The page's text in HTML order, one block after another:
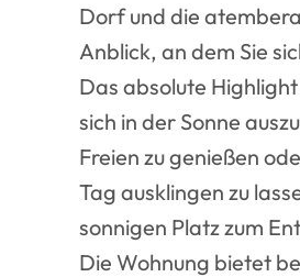
Dorf und die
Anblick, an dem Sie
Das absolute
sich in der Sonne
Freien zu genießen
Tag ausklingen zu
sonnigen Platz zum
Die Wohnung bietet